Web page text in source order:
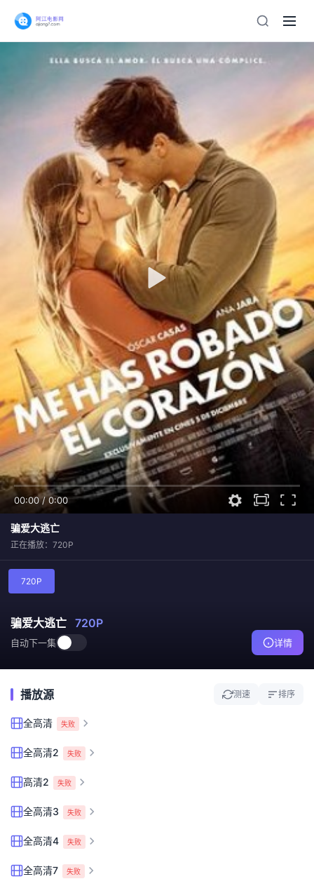
00:00/0:00
骗爱大逃亡
正在播放：720P
720P
骗爱大逃亡 720P
自动下一集 详情
播放源 测速 排序
全高清 失败
全高清2 失败
高清2 失败
全高清3 失败
全高清4 失败
全高清7 失败